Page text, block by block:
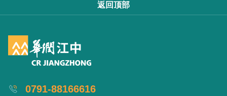
返回顶部
0791-88166616